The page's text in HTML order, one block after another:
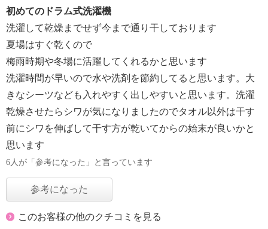
初めてのドラム式洗濯機
洗濯して乾燥までせず今まで通り干しております
夏場はすぐ乾くので
梅雨時期や冬場に活躍してくれるかと思います
洗濯時間が早いので水や洗剤を節約してると思います。大
きなシーツなども入れやすく出しやすいと思います。洗濯
乾燥させたらシワが気になりましたのでタオル以外は干す
前にシワを伸ばして干す方が乾いてからの始末が良いかと
思います
6人が「参考になった」と言っています
参考になった
このお客様の他のクチコミを見る